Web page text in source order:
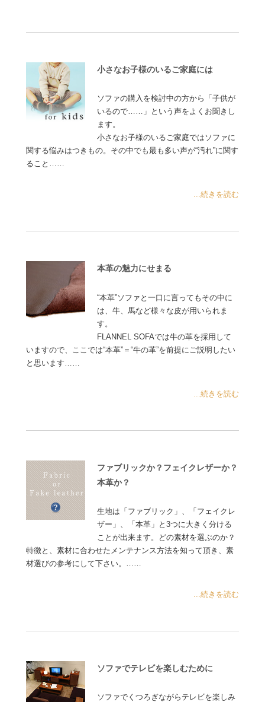
小さなお子様のいるご家庭には
ソファの購入を検討中の方から「子供が
いるので……」という声をよくお聞きし
ます。
小さなお子様のいるご家庭ではソファに
関する悩みはつきもの。その中でも最も多い声が“汚れ”に関す
ること……
...続きを読む
本革の魅力にせまる
“本革”ソファと一口に言ってもその中に
は、牛、馬など様々な皮が用いられま
す。
FLANNEL SOFAでは牛の革を採用して
いますので、ここでは“本革”＝“牛の革”を前提にご説明したい
と思います……
...続きを読む
ファブリックか？フェイクレザーか？
本革か？
生地は「ファブリック」、「フェイクレ
ザー」、「本革」と3つに大きく分ける
ことが出来ます。どの素材を選ぶのか？
特徴と、素材に合わせたメンテナンス方法を知って頂き、素
材選びの参考にして下さい。……
...続きを読む
ソファでテレビを楽しむために
ソファでくつろぎながらテレビを楽しみ